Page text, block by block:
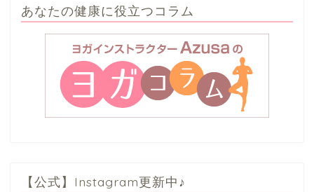
あなたの健康に役立つコラム
【公式】Instagram更新中♪